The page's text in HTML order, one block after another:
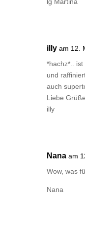
illy am 12.
*hachz*..
und
auch
Liebe Grüße
illy
Nana am
Wow, was
Nana